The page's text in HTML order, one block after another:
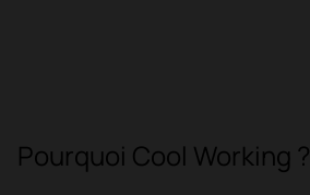
Pourquoi Cool Working ?